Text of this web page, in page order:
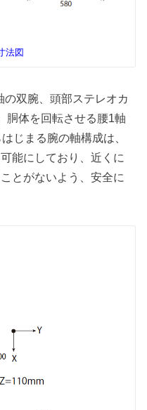
法図
双腕、頭部ステレオカ
胴体を回転させる腰1軸
じまる腕の軸構成は、
能にしており、近くに
とがないよう、安全に